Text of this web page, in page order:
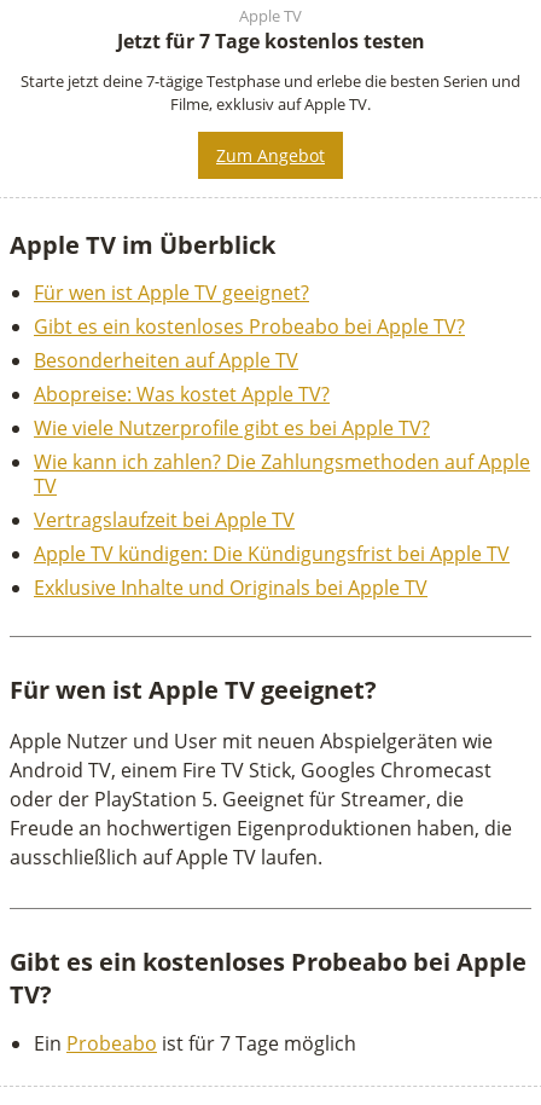
Apple TV
Jetzt für 7 Tage kostenlos testen
Starte jetzt deine 7-tägige Testphase und erlebe die besten Serien und
Filme, exklusiv auf Apple TV.
Zum Angebot
Apple TV im Überblick
Für wen ist Apple TV geeignet?
Gibt es ein kostenloses Probeabo bei Apple TV?
Besonderheiten auf Apple TV
Abopreise: Was kostet Apple TV?
Wie viele Nutzerprofile gibt es bei Apple TV?
Wie kann ich zahlen? Die Zahlungsmethoden auf Apple
TV
Vertragslaufzeit bei Apple TV
Apple TV kündigen: Die Kündigungsfrist bei Apple TV
Exklusive Inhalte und Originals bei Apple TV
Für wen ist Apple TV geeignet?
Apple Nutzer und User mit neuen Abspielgeräten wie
Android TV, einem Fire TV Stick, Googles Chromecast
oder der PlayStation 5. Geeignet für Streamer, die
Freude an hochwertigen Eigenproduktionen haben, die
ausschließlich auf Apple TV laufen.
Gibt es ein kostenloses Probeabo bei Apple
TV?
Ein Probeabo ist für 7 Tage möglich